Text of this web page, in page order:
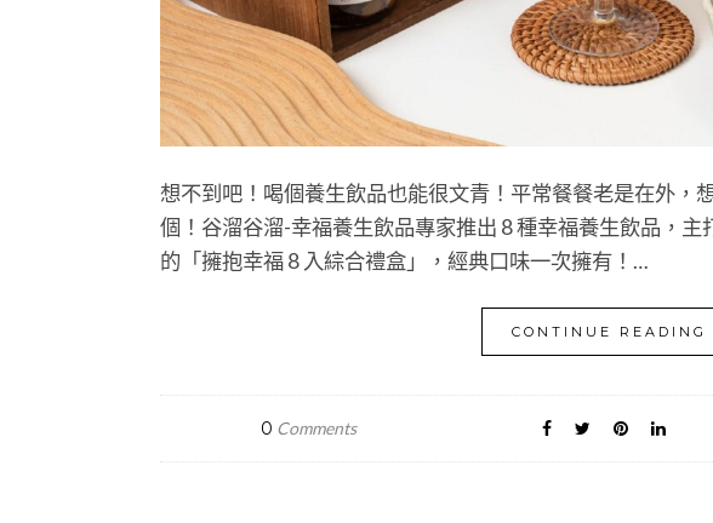
想不到吧！喝個養生飲品也能很文青！平常餐餐老是在外，
個！谷溜谷溜-幸福養生飲品專家推出 8 種幸福養生飲品，
的「擁抱幸福 8 入綜合禮盒」，經典口味一次擁有！…
CONTINUE READING
0 Comments